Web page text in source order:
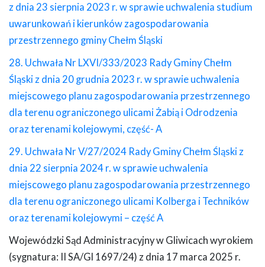
z dnia 23 sierpnia 2023 r. w sprawie uchwalenia studium
uwarunkowań i kierunków zagospodarowania
przestrzennego gminy Chełm Śląski
28. Uchwała Nr LXVI/333/2023 Rady Gminy Chełm
Śląski z dnia 20 grudnia 2023 r. w sprawie uchwalenia
miejscowego planu zagospodarowania przestrzennego
dla terenu ograniczonego ulicami Żabią i Odrodzenia
oraz terenami kolejowymi, część- A
29. Uchwała Nr V/27/2024 Rady Gminy Chełm Śląski z
dnia 22 sierpnia 2024 r. w sprawie uchwalenia
miejscowego planu zagospodarowania przestrzennego
dla terenu ograniczonego ulicami Kolberga i Techników
oraz terenami kolejowymi – część A
Wojewódzki Sąd Administracyjny w Gliwicach wyrokiem
(sygnatura: II SA/Gl 1697/24) z dnia 17 marca 2025 r.